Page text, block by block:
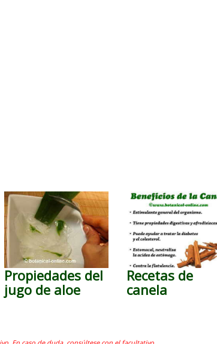
Propiedades del
jugo de aloe
Recetas de
canela